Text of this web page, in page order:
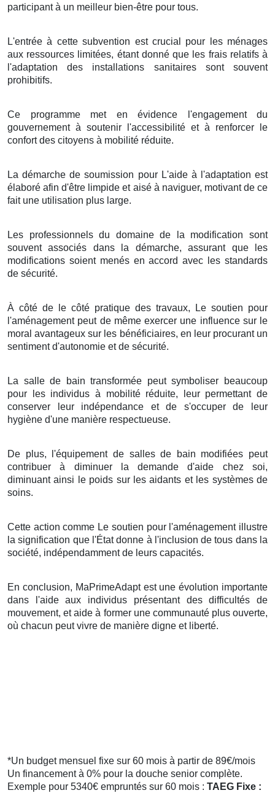
participant à un meilleur bien-être pour tous.
L'entrée à cette subvention est crucial pour les ménages
aux ressources limitées, étant donné que les frais relatifs à
l'adaptation des installations sanitaires sont souvent
prohibitifs.
Ce programme met en évidence l'engagement du
gouvernement à soutenir l'accessibilité et à renforcer le
confort des citoyens à mobilité réduite.
La démarche de soumission pour L'aide à l'adaptation est
élaboré afin d'être limpide et aisé à naviguer, motivant de ce
fait une utilisation plus large.
Les professionnels du domaine de la modification sont
souvent associés dans la démarche, assurant que les
modifications soient menés en accord avec les standards
de sécurité.
À côté de le côté pratique des travaux, Le soutien pour
l'aménagement peut de même exercer une influence sur le
moral avantageux sur les bénéficiaires, en leur procurant un
sentiment d'autonomie et de sécurité.
La salle de bain transformée peut symboliser beaucoup
pour les individus à mobilité réduite, leur permettant de
conserver leur indépendance et de s'occuper de leur
hygiène d'une manière respectueuse.
De plus, l'équipement de salles de bain modifiées peut
contribuer à diminuer la demande d'aide chez soi,
diminuant ainsi le poids sur les aidants et les systèmes de
soins.
Cette action comme Le soutien pour l'aménagement illustre
la signification que l'État donne à l'inclusion de tous dans la
société, indépendamment de leurs capacités.
En conclusion, MaPrimeAdapt est une évolution importante
dans l'aide aux individus présentant des difficultés de
mouvement, et aide à former une communauté plus ouverte,
où chacun peut vivre de manière digne et liberté.
*Un budget mensuel fixe sur 60 mois à partir de 89€/mois
Un financement à 0% pour la douche senior complète.
Exemple pour 5340€ empruntés sur 60 mois : TAEG Fixe :